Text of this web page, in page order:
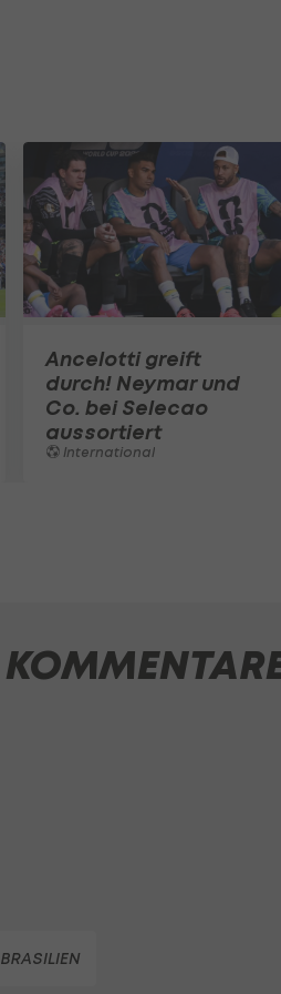
Ancelotti greift
durch! Neymar und
Co. bei Selecao
aussortiert
International
BRASILIEN